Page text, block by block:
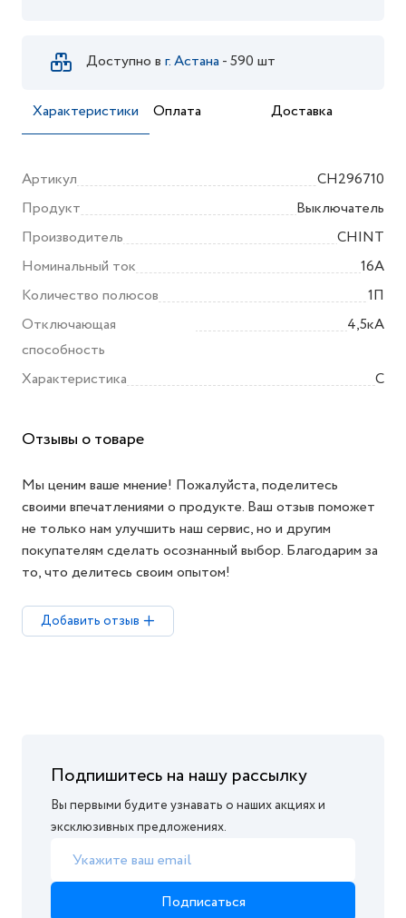
Доступно в г. Астана - 590 шт
Характеристики Оплата Доставка
Артикул
CH296710
Продукт
Выключатель
Производитель
CHINT
Номинальный ток
16А
Количество полюсов
1П
Отключающая
способность
4,5кА
Характеристика C
Отзывы о товаре
Мы ценим ваше мнение! Пожалуйста, поделитесь
своими впечатлениями о продукте. Ваш отзыв поможет
не только нам улучшить наш сервис, но и другим
покупателям сделать осознанный выбор. Благодарим за
то, что делитесь своим опытом!
Добавить отзыв
Подпишитесь на нашу рассылку
Вы первыми будите узнавать о наших акциях и
эксклюзивных предложениях.
Подписаться